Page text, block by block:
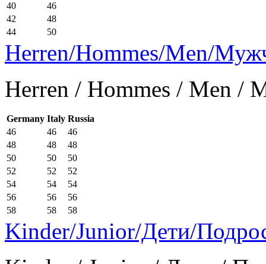
40
46
42
48
44
50
Herren/Hommes/Men/
Herren / Hommes / Men /
Germany Italy Russia
46
46
46
48
48
48
50
50
50
52
52
52
54
54
54
56
56
56
58
58 58
Kinder/Junior/Дети/